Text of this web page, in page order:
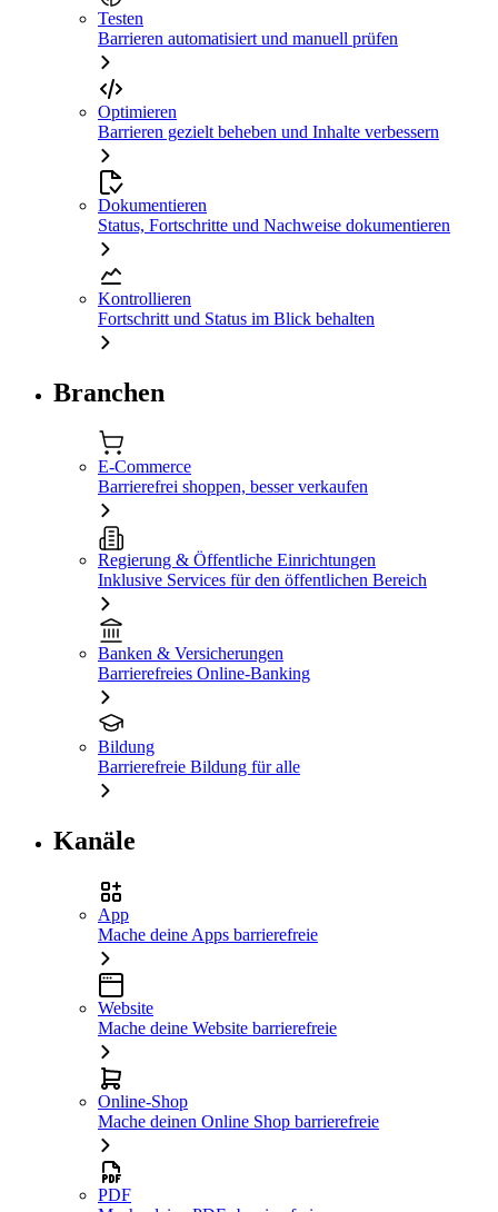
Testen
Barrieren automatisiert und manuell prüfen
Optimieren
Barrieren gezielt beheben und Inhalte verbessern
Dokumentieren
Status, Fortschritte und Nachweise dokumentieren
Kontrollieren
Fortschritt und Status im Blick behalten
Branchen
E-Commerce
Barrierefrei shoppen, besser verkaufen
Regierung & Öffentliche Einrichtungen
Inklusive Services für den öffentlichen Bereich
Banken & Versicherungen
Barrierefreies Online-Banking
Bildung
Barrierefreie Bildung für alle
Kanäle
App
Mache deine Apps barrierefreie
Website
Mache deine Website barrierefreie
Online-Shop
Mache deinen Online Shop barrierefreie
PDF